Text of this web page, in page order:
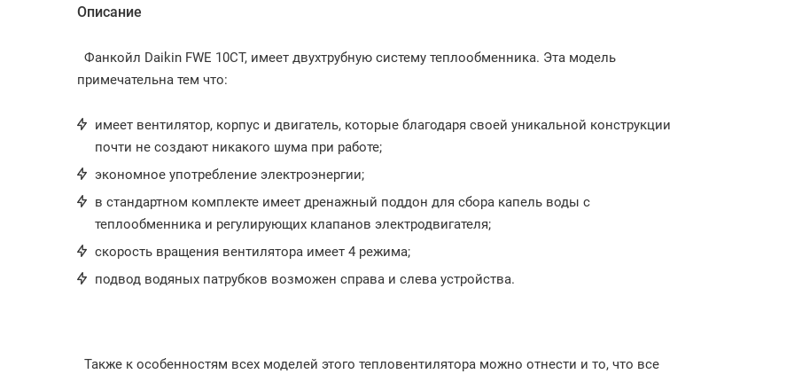
Описание
Фанкойл Daikin FWE 10CT, имеет двухтрубную систему теплообменника. Эта модель
примечательна тем что:
имеет вентилятор, корпус и двигатель, которые благодаря своей уникальной конструкции
почти не создают никакого шума при работе;
экономное употребление электроэнергии;
в стандартном комплекте имеет дренажный поддон для сбора капель воды с
теплообменника и регулирующих клапанов электродвигателя;
скорость вращения вентилятора имеет 4 режима;
подвод водяных патрубков возможен справа и слева устройства.
Также к особенностям всех моделей этого тепловентилятора можно отнести и то, что все